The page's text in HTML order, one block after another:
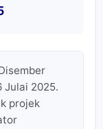
Julai 2025.
projek